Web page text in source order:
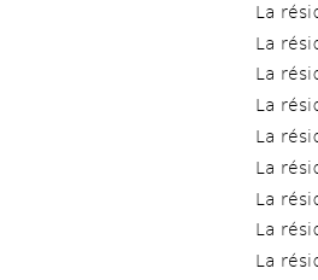
La
La
La
La
La
La
La
La
La